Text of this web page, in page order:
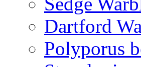
Dartford
Polyporus